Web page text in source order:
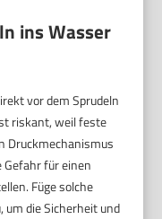
ins Wasser
vor dem Sprudeln
riskant, weil feste
Druckmechanismus
Gefahr für einen
Füge solche
um die Sicherheit und